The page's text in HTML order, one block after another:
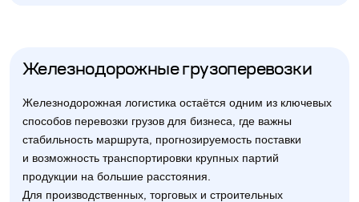
Железнодорожные грузоперевозки
Железнодорожная логистика остаётся одним из ключевых
способов перевозки грузов для бизнеса, где важны
стабильность маршрута, прогнозируемость поставки
и возможность транспортировки крупных партий
продукции на большие расстояния.
Для производственных, торговых и строительных